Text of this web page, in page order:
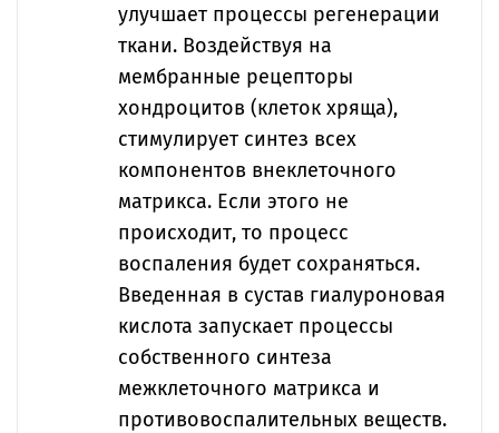
улучшает процессы регенерации
ткани. Воздействуя на
мембранные рецепторы
хондроцитов (клеток хряща),
стимулирует синтез всех
компонентов внеклеточного
матрикса. Если этого не
происходит, то процесс
воспаления будет сохраняться.
Введенная в сустав гиалуроновая
кислота запускает процессы
собственного синтеза
межклеточного матрикса и
противовоспалительных веществ.